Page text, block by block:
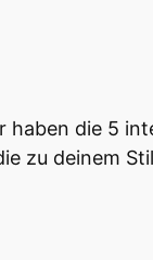
haben die 5
zu deinem